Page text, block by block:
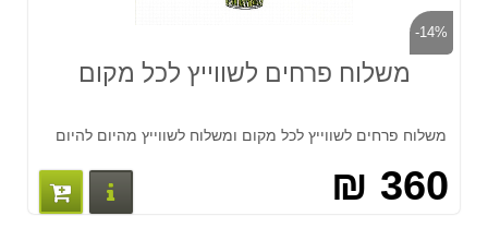
-14%
משלוח פרחים לשווייץ לכל מקום
משלוח פרחים לשווייץ לכל מקום ומשלוח לשווייץ מהיום להיום
360 ₪ פרטים